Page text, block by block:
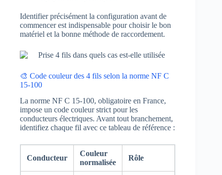
Identifier précisément la configuration avant de
commencer est indispensable pour choisir le bon
matériel et la bonne méthode de raccordement.
🎨 Code couleur des 4 fils selon la norme NF C
15-100
La norme NF C 15-100, obligatoire en France,
impose un code couleur strict pour les
conducteurs électriques. Avant tout branchement,
identifiez chaque fil avec ce tableau de référence :
Conducteur
Couleur
normalisée
Rôle